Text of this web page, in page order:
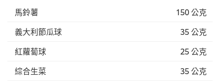
馬鈴薯
150 公克
義大利節瓜球
35 公克
紅蘿蔔球
25 公克
綜合生菜
35 公克